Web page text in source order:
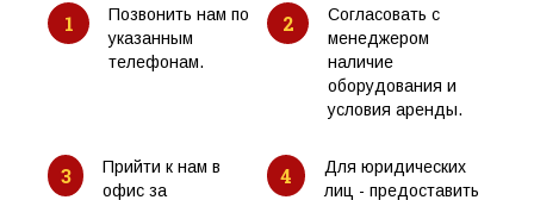
1
Позвонить нам по
указанным
телефонам.
2
Согласовать с
менеджером
наличие
оборудования и
условия аренды.
3
Прийти к нам в
офис за
4
Для юридических
лиц - предоставить